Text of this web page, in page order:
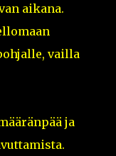
aikana.
vailla
ja